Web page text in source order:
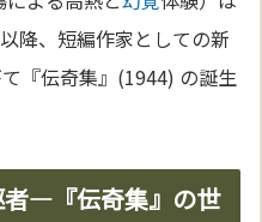
降、短編作家としての新
『伝奇集』(1944) の誕生
者—『伝奇集』の世